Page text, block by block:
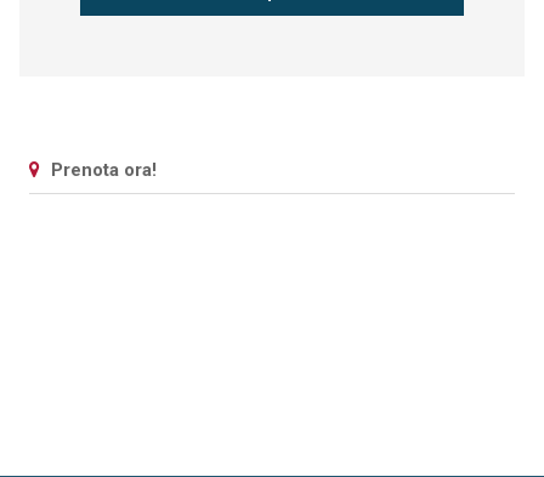
Prenota ora!